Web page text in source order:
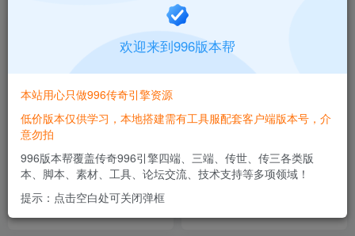
PC+H5-1
精品 ￥
PC+H5精品-3
欢迎来到996版本帮
本站用心只做996传奇引擎资源
低价版本仅供学习，本地搭建需有工具服配套客户端版本号，介
意勿拍
996版本帮覆盖传奇996引擎四端、三端、传世、传三各类版
本、脚本、素材、工具、论坛交流、技术支持等多项领域！
提示：点击空白处可关闭弹框